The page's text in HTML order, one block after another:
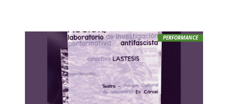
PERFORMANCE